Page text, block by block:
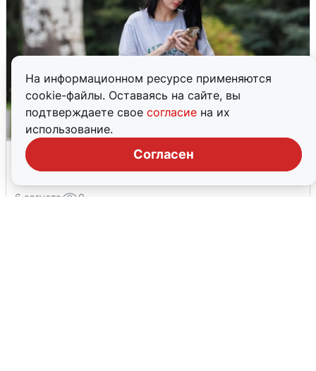
На информационном ресурсе применяются
cookie-файлы. Оставаясь на сайте, вы
подтверждаете свое согласие на их
использование.
Согласен
Волгоградцы остались без
мобильного интернета
6 августа 0